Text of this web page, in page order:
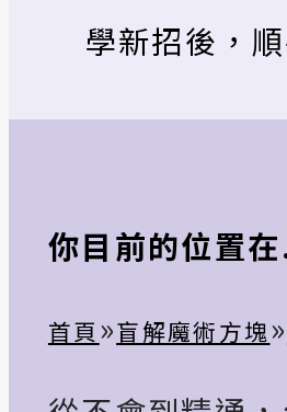
學新招後，
你目前的位置
首頁 »盲解魔術方塊»